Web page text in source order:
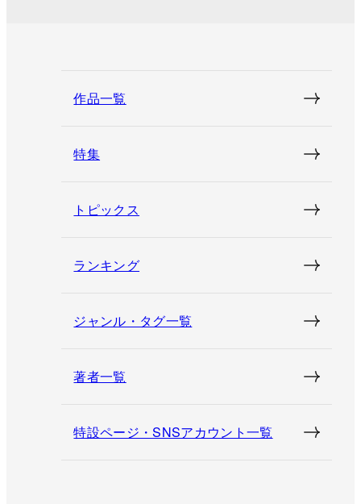
作品一覧
特集
トピックス
ランキング
ジャンル・タグ一覧
著者一覧
特設ページ・SNSアカウント一覧